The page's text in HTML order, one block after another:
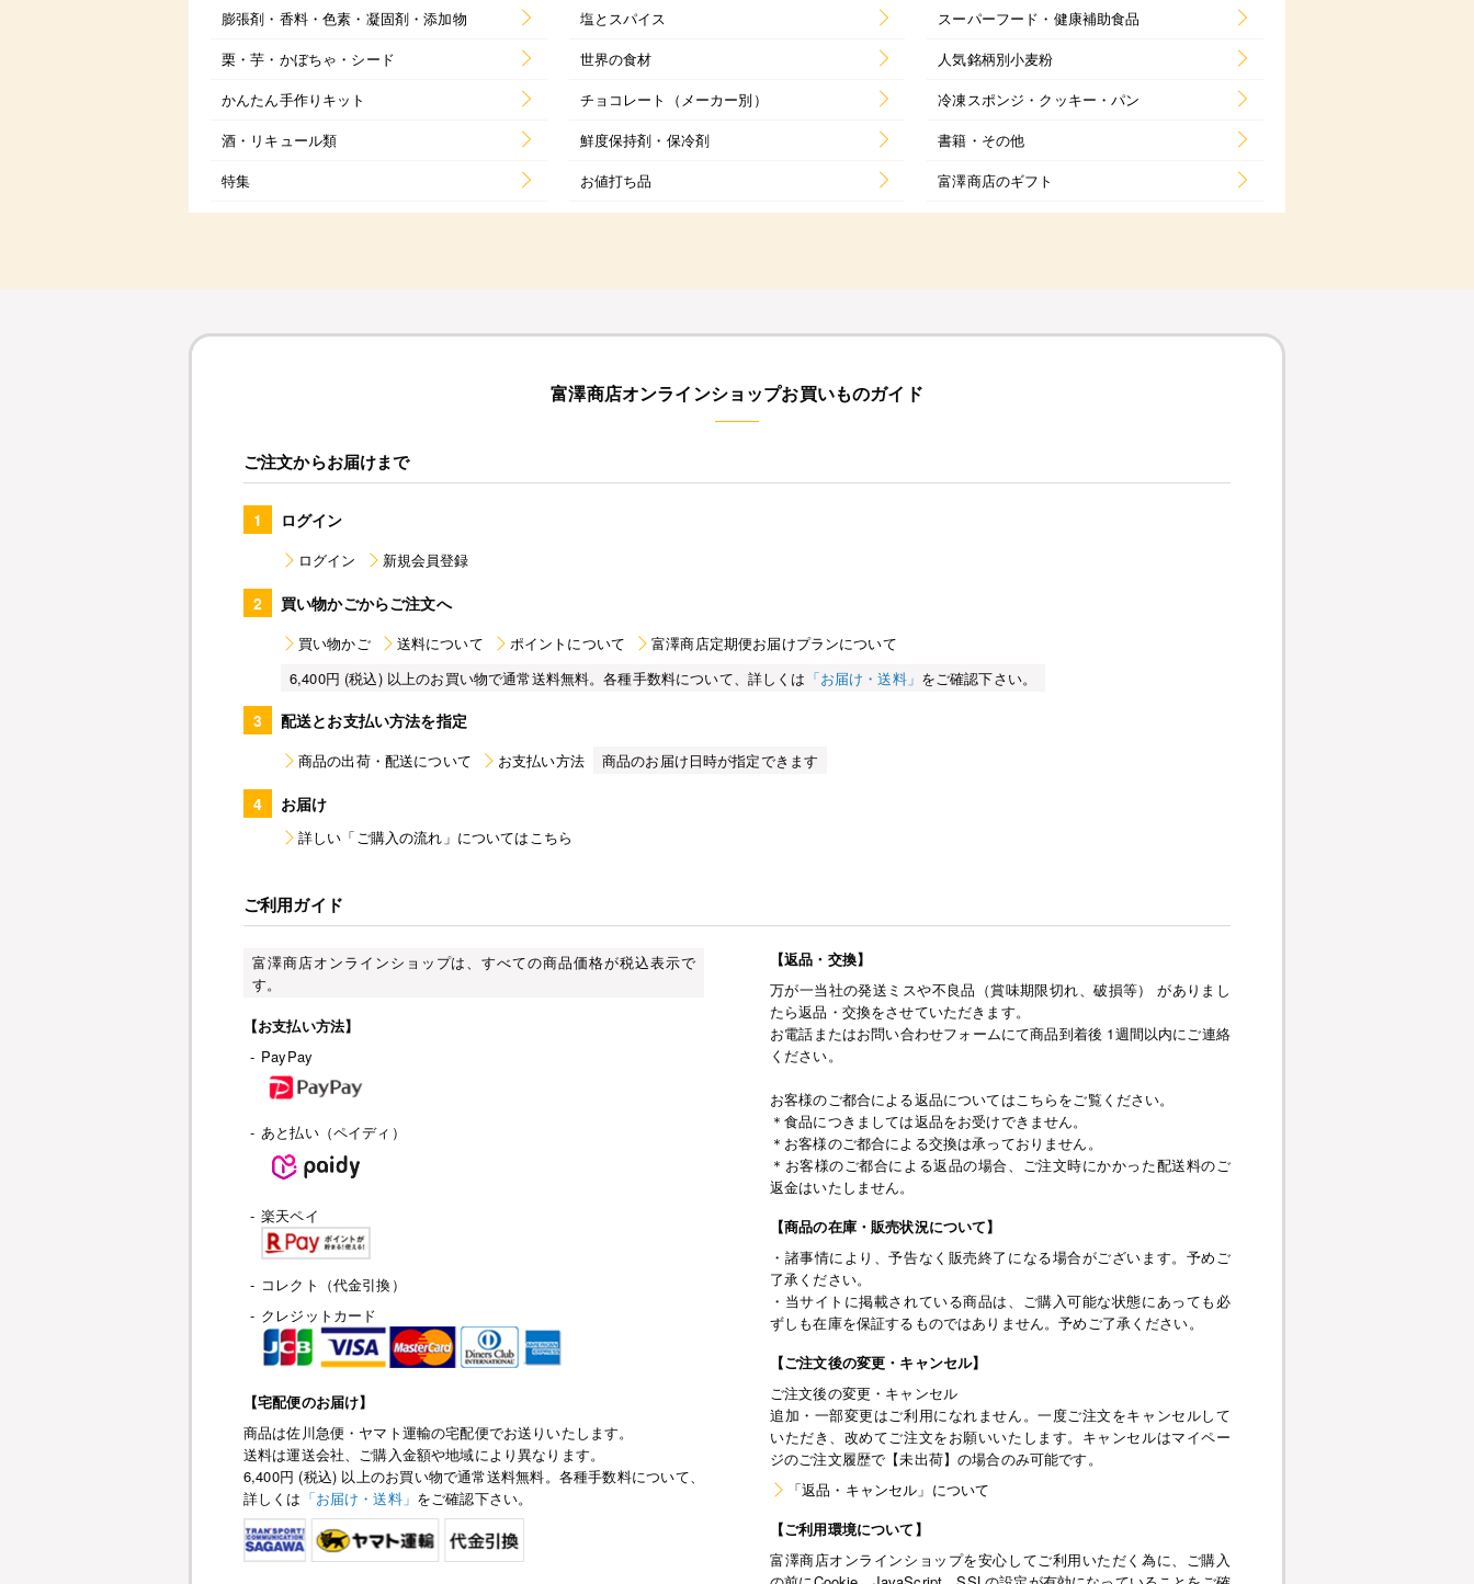
膨張剤・香料・色素・凝固剤・添加物
塩とスパイス
スーパーフード・健康補助食品
栗・芋・かぼちゃ・シード
世界の食材
人気銘柄別小麦粉
かんたん手作りキット
チョコレート（メーカー別）
冷凍スポンジ・クッキー・パン
酒・リキュール類
鮮度保持剤・保冷剤
書籍・その他
特集
お値打ち品 富澤商店のギフト
富澤商店オンラインショップお買いものガイド
ご注文からお届けまで
1 ログイン
ログイン 新規会員登録
2 買い物かごからご注文へ
買い物かご 送料について ポイントについて
富澤商店定期便お届けプランについて
6,400円 (税込) 以上のお買い物で通常送料無料。各種手数料について、詳しくは 「お届け・送料」 をご確認下さい。
3 配送とお支払い方法を指定
商品の出荷・配送について お支払い方法 商品のお届け日時が指定できます
4 お届け
詳しい「ご購入の流れ」についてはこちら
ご利用ガイド
富澤商店オンラインショップは、すべての商品価格が税込表示で
す。
【お支払い方法】
- PayPay
- あと払い（ペイディ）
- 楽天ペイ
- コレクト（代金引換）
- クレジットカード
【宅配便のお届け】
商品は佐川急便・ヤマト運輸の宅配便でお送りいたします。
送料は運送会社、ご購入金額や地域により異なります。
6,400円 (税込) 以上のお買い物で通常送料無料。各種手数料について、
詳しくは 「お届け・送料」 をご確認下さい。
【返品・交換】
万が一当社の発送ミスや不良品（賞味期限切れ、破損等） がありまし
たら返品・交換をさせていただきます。
お電話またはお問い合わせフォームにて商品到着後 1週間以内にご連絡
ください。
お客様のご都合による返品についてはこちらをご覧ください。
＊食品につきましては返品をお受けできません。
＊お客様のご都合による交換は承っておりません。
＊お客様のご都合による返品の場合、ご注文時にかかった配送料のご
返金はいたしません。
【商品の在庫・販売状況について】
・諸事情により、予告なく販売終了になる場合がございます。予めご
了承ください。
・当サイトに掲載されている商品は、ご購入可能な状態にあっても必
ずしも在庫を保証するものではありません。予めご了承ください。
【ご注文後の変更・キャンセル】
ご注文後の変更・キャンセル
追加・一部変更はご利用になれません。一度ご注文をキャンセルして
いただき、改めてご注文をお願いいたします。キャンセルはマイペー
ジのご注文履歴で【未出荷】の場合のみ可能です。
「返品・キャンセル」について
【ご利用環境について】
富澤商店オンラインショップを安心してご利用いただく為に、ご購入